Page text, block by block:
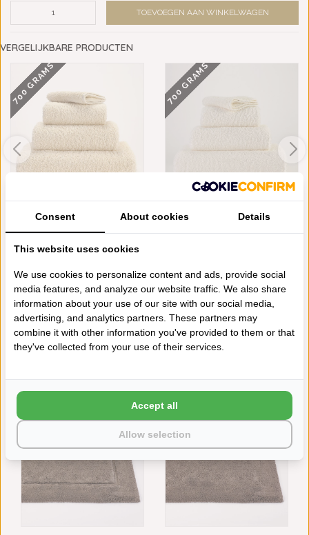
TOEVOEGEN AAN WINKELWAGEN
VERGELIJKBARE PRODUCTEN
700 GRAMS
ABYSS HABIDECOR SUPER
PILE ECRU (101)...
€16,50
700 GRAMS
ABYSS HABIDECOR SUPER
PILE IVORY (103...
€16,50
Schrijf je eigen review
Neem contact op over dit product
Toevoegen aan vergelijking
2000 GRAMS 2000 GRAMS
Consent About cookies Details
This website uses cookies
We use cookies to personalize content and ads, provide social
media features, and analyze our website traffic. We also share
information about your use of our site with our social media,
advertising, and analytics partners. These partners may
combine it with other information you've provided to them or that
they've collected from your use of their services.
Allow selection
Accept all